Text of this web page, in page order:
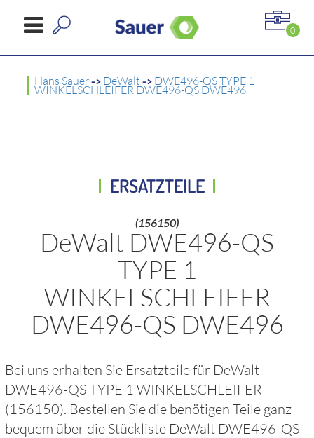
0
Hans Sauer-> DeWalt -> DWE496-QS TYPE 1
WINKELSCHLEIFER DWE496-QS DWE496
ERSATZTEILE
(156150)
DeWalt DWE496-QS
TYPE 1
WINKELSCHLEIFER
DWE496-QS DWE496
Bei uns erhalten Sie Ersatzteile für DeWalt
DWE496-QS TYPE 1 WINKELSCHLEIFER
(156150). Bestellen Sie die benötigen Teile ganz
bequem über die Stückliste DeWalt DWE496-QS